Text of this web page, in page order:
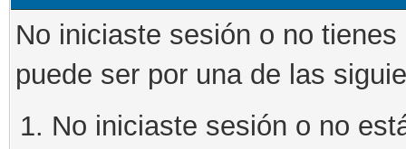
No iniciaste sesión o no
puede ser por una de las
No iniciaste sesión o no